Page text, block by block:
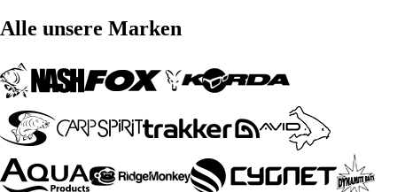
Alle unsere Marken